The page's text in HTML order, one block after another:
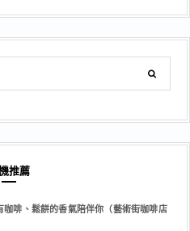
推薦
咖啡、鬆餅的香氣陪伴你（藝術街咖啡店